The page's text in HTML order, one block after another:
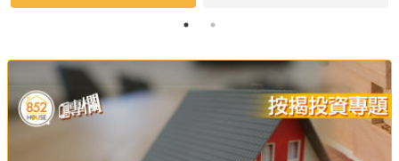
https://mortgagemaster.com.hk/